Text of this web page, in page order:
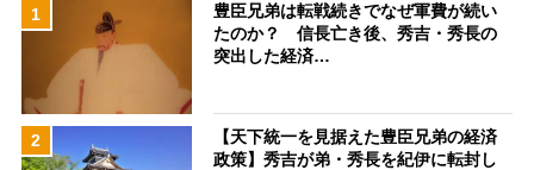
1
豊臣兄弟は転戦続きでなぜ軍費が続い
たのか？ 信長亡き後、秀吉・秀長の
突出した経済…
2
【天下統一を見据えた豊臣兄弟の経済
政策】秀吉が弟・秀長を紀伊に転封し